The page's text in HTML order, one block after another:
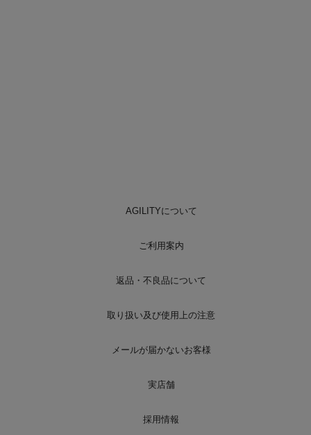
AGILITYについて
ご利用案内
返品・不良品について
取り扱い及び使用上の注意
メールが届かないお客様
実店舗
採用情報